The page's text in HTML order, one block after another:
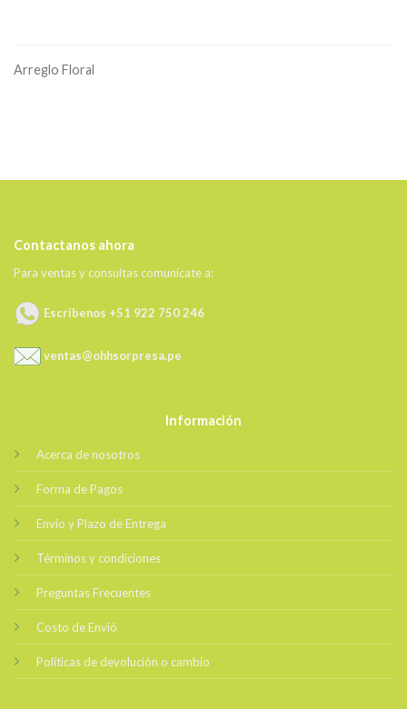
Arreglo Floral
Contactanos ahora
Para ventas y consultas comunícate a:
Escribenos +51 922 750 246
ventas@ohhsorpresa.pe
Información
Acerca de nosotros
Forma de Pagos
Envio y Plazo de Entrega
Términos y condiciones
Preguntas Frecuentes
Costo de Envió
Políticas de devolución o cambio